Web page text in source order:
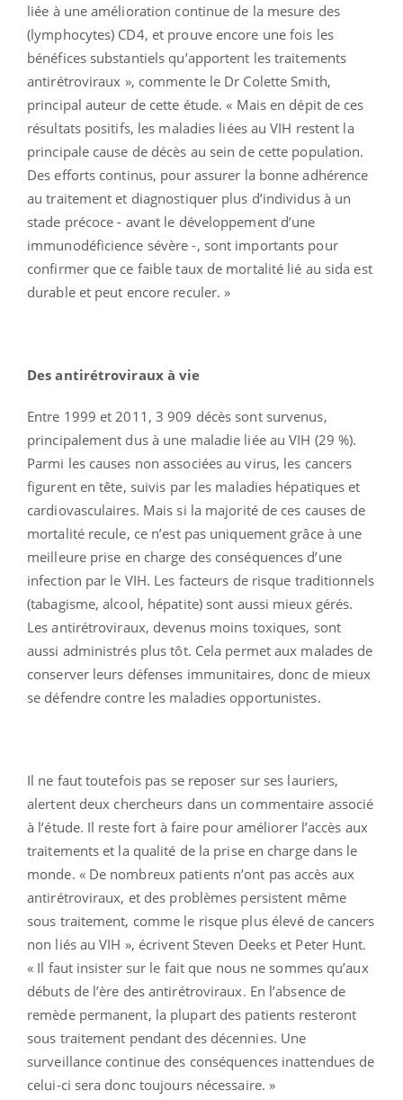
liée à une amélioration continue de la mesure des
(lymphocytes) CD4, et prouve encore une fois les
bénéfices substantiels qu’apportent les traitements
antirétroviraux », commente le Dr Colette Smith,
principal auteur de cette étude. « Mais en dépit de ces
résultats positifs, les maladies liées au VIH restent la
principale cause de décès au sein de cette population.
Des efforts continus, pour assurer la bonne adhérence
au traitement et diagnostiquer plus d’individus à un
stade précoce - avant le développement d’une
immunodéficience sévère -, sont importants pour
confirmer que ce faible taux de mortalité lié au sida est
durable et peut encore reculer. »
Des antirétroviraux à vie
Entre 1999 et 2011, 3 909 décès sont survenus,
principalement dus à une maladie liée au VIH (29 %).
Parmi les causes non associées au virus, les cancers
figurent en tête, suivis par les maladies hépatiques et
cardiovasculaires. Mais si la majorité de ces causes de
mortalité recule, ce n’est pas uniquement grâce à une
meilleure prise en charge des conséquences d’une
infection par le VIH. Les facteurs de risque traditionnels
(tabagisme, alcool, hépatite) sont aussi mieux gérés.
Les antirétroviraux, devenus moins toxiques, sont
aussi administrés plus tôt. Cela permet aux malades de
conserver leurs défenses immunitaires, donc de mieux
se défendre contre les maladies opportunistes.
Il ne faut toutefois pas se reposer sur ses lauriers,
alertent deux chercheurs dans un commentaire associé
à l’étude. Il reste fort à faire pour améliorer l’accès aux
traitements et la qualité de la prise en charge dans le
monde. « De nombreux patients n’ont pas accès aux
antirétroviraux, et des problèmes persistent même
sous traitement, comme le risque plus élevé de cancers
non liés au VIH », écrivent Steven Deeks et Peter Hunt.
« Il faut insister sur le fait que nous ne sommes qu’aux
débuts de l’ère des antirétroviraux. En l’absence de
remède permanent, la plupart des patients resteront
sous traitement pendant des décennies. Une
surveillance continue des conséquences inattendues de
celui-ci sera donc toujours nécessaire. »